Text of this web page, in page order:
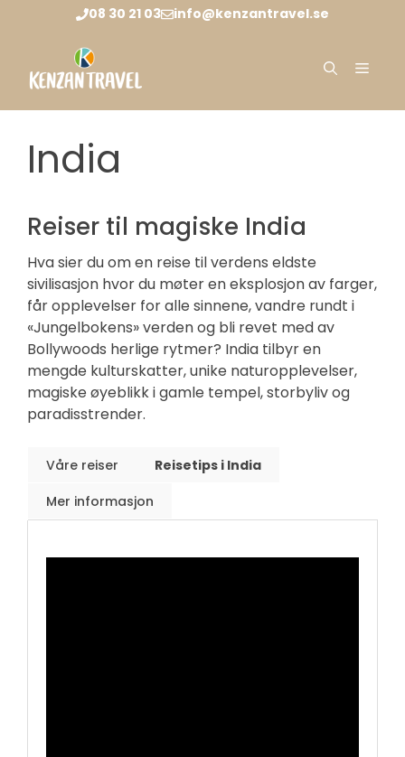
08 30 21 03 info@kenzantravel.se
Meny
India
Reiser til magiske India
Hva sier du om en reise til verdens eldste
sivilisasjon hvor du møter en eksplosjon av farger,
får opplevelser for alle sinnene, vandre rundt i
«Jungelbokens» verden og bli revet med av
Bollywoods herlige rytmer? India tilbyr en
mengde kulturskatter, unike naturopplevelser,
magiske øyeblikk i gamle tempel, storbyliv og
paradisstrender.
Våre reiser
Reisetips i India
Mer informasjon